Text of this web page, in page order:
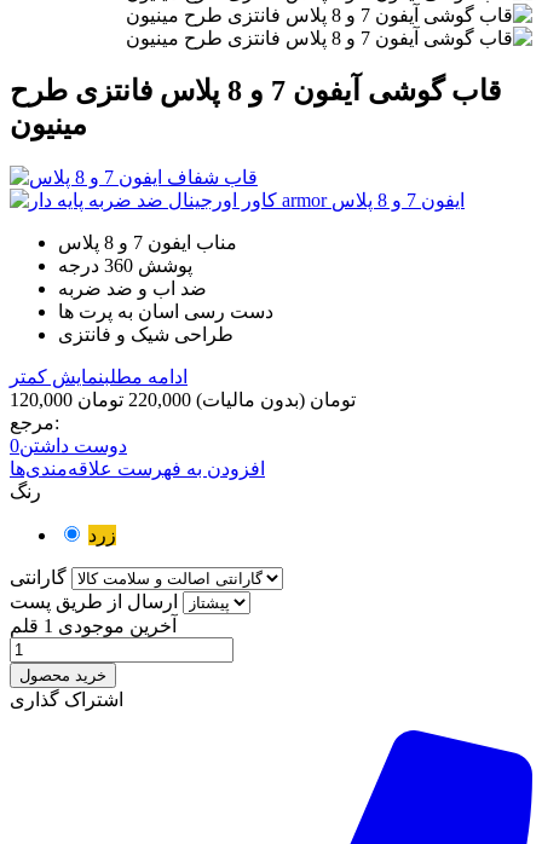
قاب گوشی آیفون 7 و 8 پلاس فانتزی طرح
مینیون
مناب ایفون 7 و 8 پلاس
پوشش 360 درجه
ضد اب و ضد ضربه
دست رسی اسان به پرت ها
طراحی شیک و فانتزی
ادامه مطلبنمایش کمتر
120,000 تومان (بدون مالیات) 220,000 تومان
مرجع:
دوست داشتن0
افزودن به فهرست علاقه‌مندی‌ها
رنگ
زرد
گارانتی
ارسال از طریق پست
آخرین موجودی 1 قلم
خرید محصول
اشتراک گذاری